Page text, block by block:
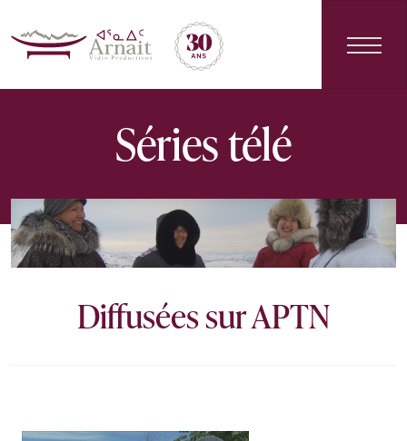
Main Navigation
Séries télé
Diffusées sur APTN